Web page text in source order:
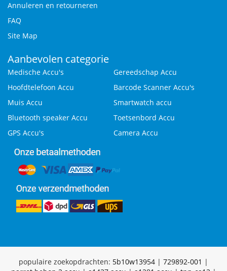
Annuleren en retourneren
FAQ
Site Map
Aanbevolen categorie
Medische Accu's
Gereedschap Accu
Hoofdtelefoon Accu
Barcode Scanner Accu's
Muis Accu
Smartwatch accu
Bluetooth speaker Accu
Toetsenbord Accu
GPS Accu's
Camera Accu
populaire zoekopdrachten: 5b10w13954 | 729892-001 |